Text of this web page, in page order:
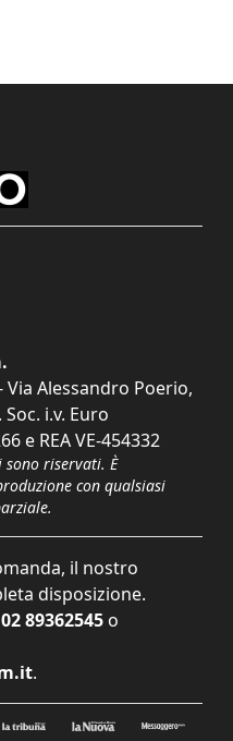
Alessandro Poerio,
Soc. i.v. Euro
e REA VE-454332
riservati. È
con qualsiasi
il nostro
disposizione.
02 89362545 o
.